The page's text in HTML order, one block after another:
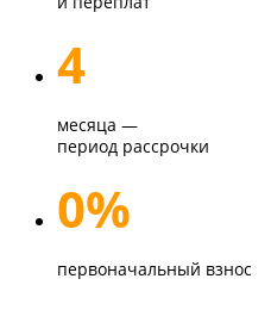
4
месяца —
период рассрочки
0%
первоначальный взнос